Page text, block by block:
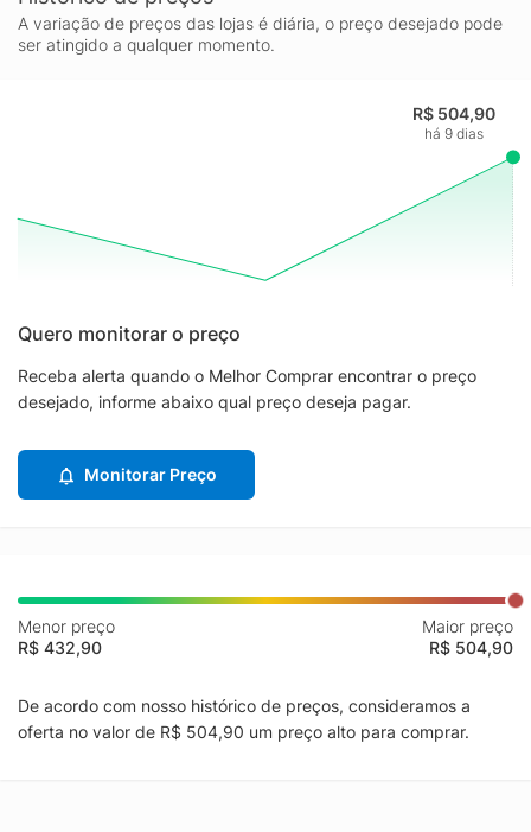
A variação de preços das lojas é diária, o preço desejado pode
ser atingido a qualquer momento.
R$ 504,90
há 9 dias
Quero monitorar o preço
Receba alerta quando o Melhor Comprar encontrar o preço
desejado, informe abaixo qual preço deseja pagar.
Monitorar Preço
Menor preço
R$ 432,90
Maior preço
R$ 504,90
De acordo com nosso histórico de preços, consideramos a
oferta no valor de R$ 504,90 um preço alto para comprar.